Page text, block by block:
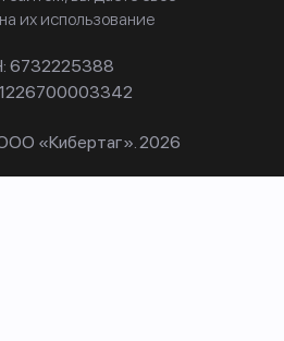
6732225388
их использование
«Кибертаг». 2026